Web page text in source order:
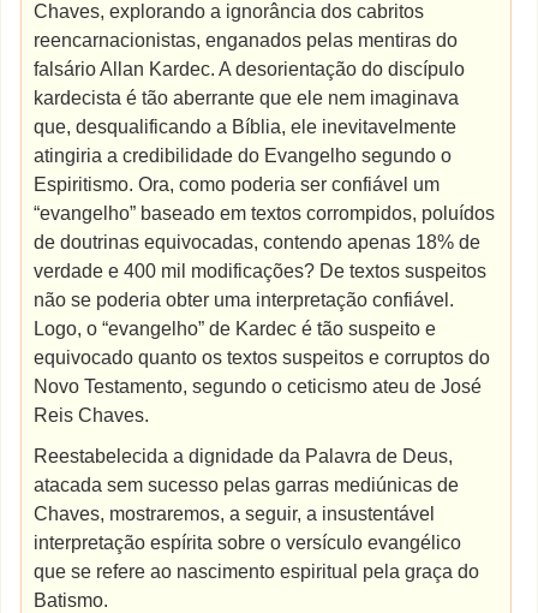
Chaves, explorando a ignorância dos cabritos
reencarnacionistas, enganados pelas mentiras do
falsário Allan Kardec. A desorientação do discípulo
kardecista é tão aberrante que ele nem imaginava
que, desqualificando a Bíblia, ele inevitavelmente
atingiria a credibilidade do Evangelho segundo o
Espiritismo. Ora, como poderia ser confiável um
“evangelho” baseado em textos corrompidos, poluídos
de doutrinas equivocadas, contendo apenas 18% de
verdade e 400 mil modificações? De textos suspeitos
não se poderia obter uma interpretação confiável.
Logo, o “evangelho” de Kardec é tão suspeito e
equivocado quanto os textos suspeitos e corruptos do
Novo Testamento, segundo o ceticismo ateu de José
Reis Chaves.
Reestabelecida a dignidade da Palavra de Deus,
atacada sem sucesso pelas garras mediúnicas de
Chaves, mostraremos, a seguir, a insustentável
interpretação espírita sobre o versículo evangélico
que se refere ao nascimento espiritual pela graça do
Batismo.